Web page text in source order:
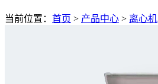
当前位置： 首页 > 产品中心 > 离心机